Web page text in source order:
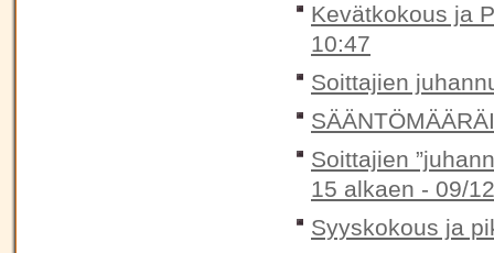
Kevätkokous ja
10:47
Soittajien
Soittajien
15 alkaen - 09/
Syyskokous ja